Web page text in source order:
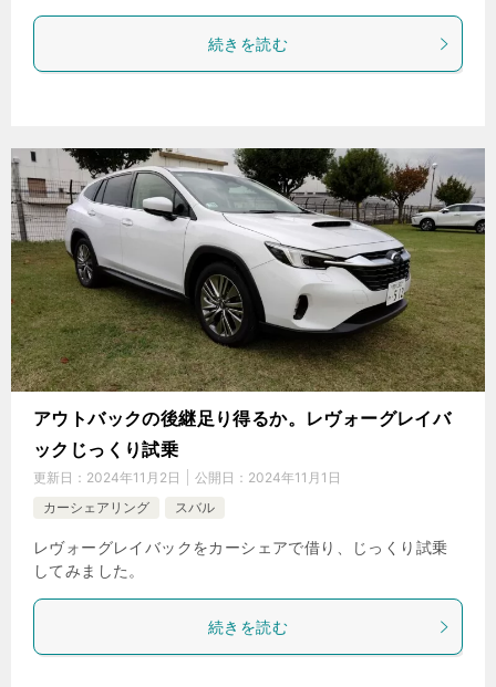
続きを読む
アウトバックの後継足り得るか。レヴォーグレイバ
ックじっくり試乗
更新日： 2024年11月2日 公開日： 2024年11月1日
カーシェアリング
スバル
レヴォーグレイバックをカーシェアで借り、じっくり試乗
してみました。
続きを読む